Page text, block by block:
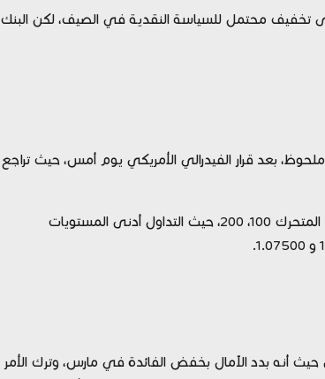
تخفيف محتمل للسياسة النقدية في الصيف، لكن البنك
بعد قرار الفيدرالي الأمريكي يوم أمس، حيث تراجع
فنيًا: يتداول الزوج الآن عند مستويات 1.07861، أسفل المتوسط المتحرك 100، 200، حيث التداول أدنى المستويات
حيث أنه بدد الآمال بخفض الفائدة في مارس، وترك الأمر